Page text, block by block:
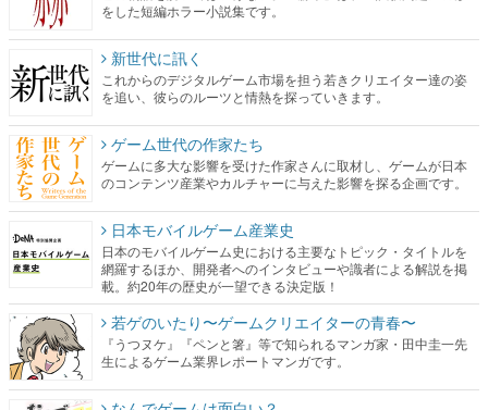
をした短編ホラー小説集です。
新世代に訊く
これからのデジタルゲーム市場を担う若きクリエイター達の姿
を追い、彼らのルーツと情熱を探っていきます。
ゲーム世代の作家たち
ゲームに多大な影響を受けた作家さんに取材し、ゲームが日本
のコンテンツ産業やカルチャーに与えた影響を探る企画です。
日本モバイルゲーム産業史
日本のモバイルゲーム史における主要なトピック・タイトルを
網羅するほか、開発者へのインタビューや識者による解説を掲
載。約20年の歴史が一望できる決定版！
若ゲのいたり〜ゲームクリエイターの青春〜
『うつヌケ』『ペンと箸』等で知られるマンガ家・田中圭一先
生によるゲーム業界レポートマンガです。